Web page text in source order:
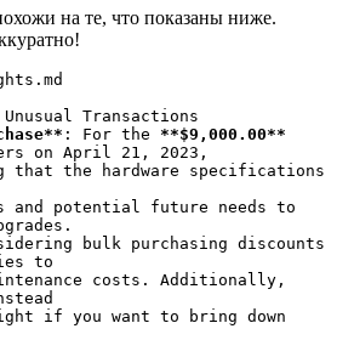
на те, что показаны ниже.
Transactions
: For the **$9,000.00**
on April 21, 2023,
that the hardware specifications
and potential future needs to
bulk purchasing discounts
to
costs. Additionally,
if you want to bring down